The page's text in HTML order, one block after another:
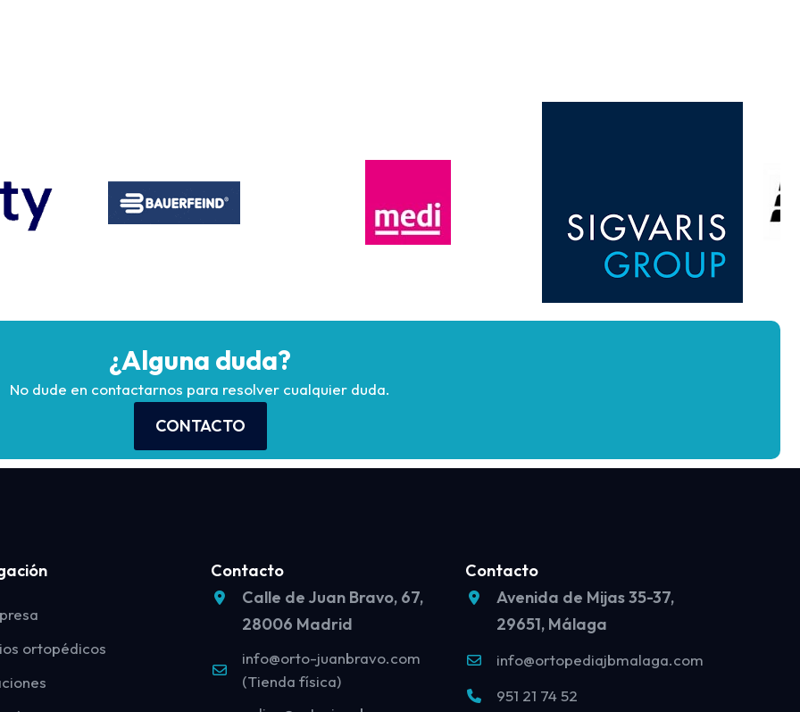
¿Alguna duda?
No dude en contactarnos para resolver cualquier duda.
CONTACTO
ortopédicos
Contacto
Calle de Juan Bravo, 67,
28006 Madrid
info@orto-juanbravo.com
(Tienda física)
Contacto
Avenida de Mijas 35-37,
29651, Málaga
info@ortopediajbmalaga.com
951 21 74 52